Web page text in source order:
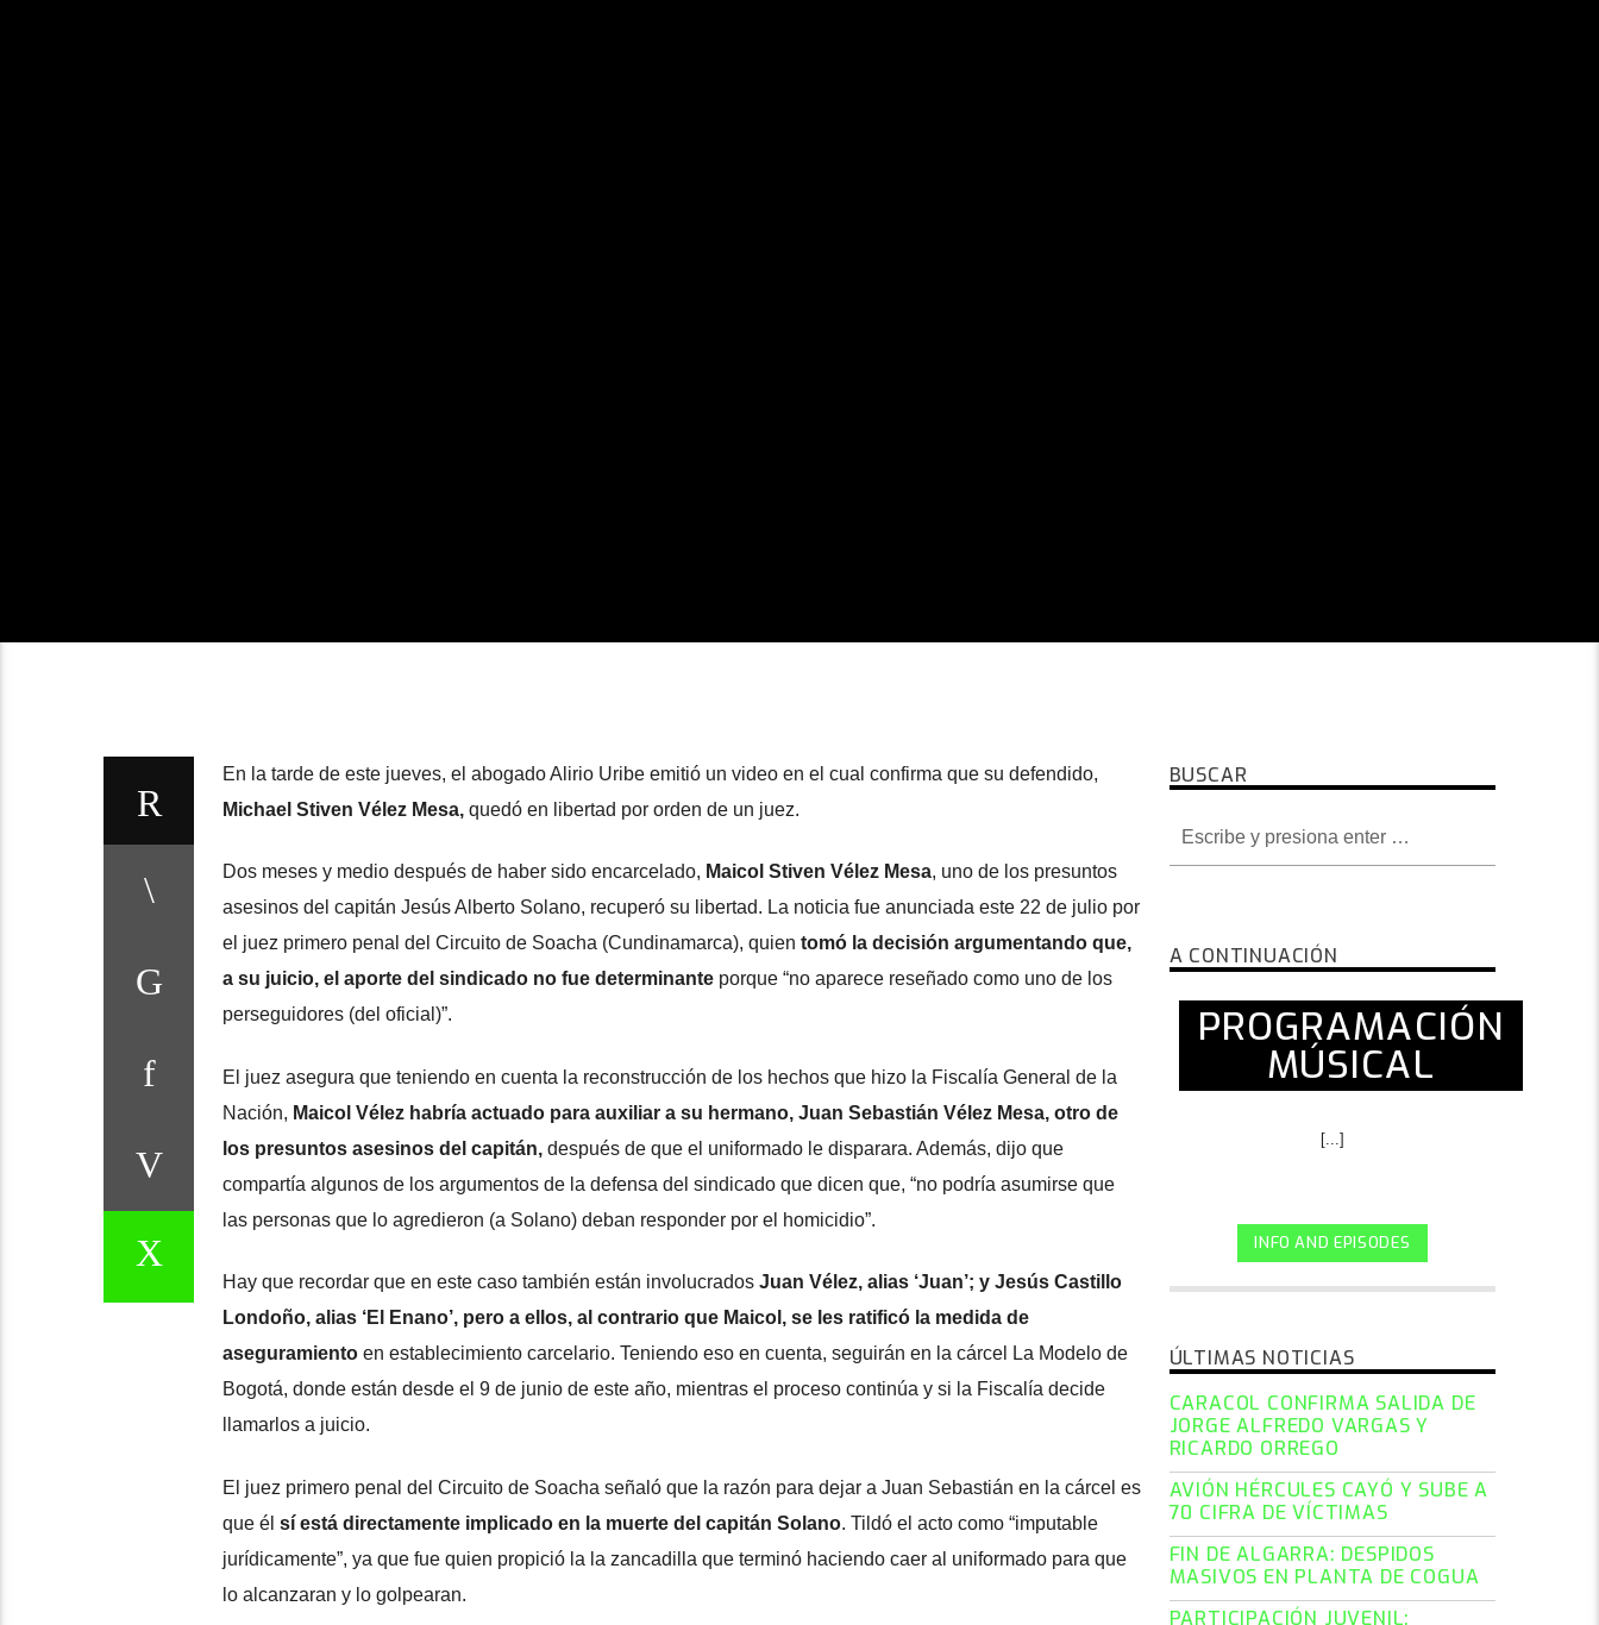
En la tarde de este jueves, el abogado Alirio Uribe emitió un video en el cual confirma que su defendido,
Michael Stiven Vélez Mesa,quedó en libertad por orden de un juez.
Dos meses y medio después de haber sido encarcelado, Maicol Stiven Vélez Mesa, uno de los presuntos
asesinos del capitán Jesús Alberto Solano, recuperó su libertad. La noticia fue anunciada este 22 de julio por
el juez primero penal del Circuito de Soacha (Cundinamarca), quien tomó la decisión argumentando que,
a su juicio, el aporte del sindicado no fue determinante porque “no aparece reseñado como uno de los
perseguidores (del oficial)”.
El juez asegura que teniendo en cuenta la reconstrucción de los hechos que hizo la Fiscalía General de la
Nación, Maicol Vélez habría actuado para auxiliar a su hermano, Juan Sebastián Vélez Mesa, otro de
los presuntos asesinos del capitán, después de que el uniformado le disparara. Además, dijo que
compartía algunos de los argumentos de la defensa del sindicado que dicen que, “no podría asumirse que
las personas que lo agredieron (a Solano) deban responder por el homicidio”.
Hay que recordar que en este caso también están involucradosJuan Vélez, alias ‘Juan’; y Jesús Castillo
Londoño, alias ‘El Enano’, pero a ellos, al contrario que Maicol, se les ratificó la medida de
aseguramientoen establecimiento carcelario. Teniendo eso en cuenta, seguirán en la cárcel La Modelo de
Bogotá, donde están desde el 9 de junio de este año, mientras el proceso continúa y si la Fiscalía decide
llamarlos a juicio.
El juez primero penal del Circuito de Soacha señaló que la razón para dejar a Juan Sebastián en la cárcel es
que él sí está directamente implicado en la muerte del capitán Solano. Tildó el acto como “imputable
jurídicamente”, ya que fue quien propició la la zancadilla que terminó haciendo caer al uniformado para que
lo alcanzaran y lo golpearan.
BUSCAR
A CONTINUACIÓN
PROGRAMACIÓN
MÚSICAL
[...]
INFO AND EPISODES
ÚLTIMAS NOTICIAS
CARACOL CONFIRMA SALIDA DE
JORGE ALFREDO VARGAS Y
RICARDO ORREGO
AVIÓN HÉRCULES CAYÓ Y SUBE A
70 CIFRA DE VÍCTIMAS
FIN DE ALGARRA: DESPIDOS
MASIVOS EN PLANTA DE COGUA
PARTICIPACIÓN JUVENIL: